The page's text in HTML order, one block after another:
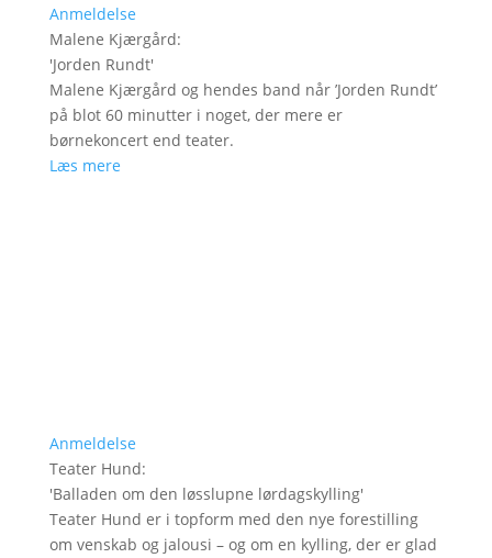
Anmeldelse
Malene Kjærgård:
'Jorden Rundt'
Malene Kjærgård og hendes band når ’Jorden Rundt’
på blot 60 minutter i noget, der mere er
børnekoncert end teater.
Læs mere
Anmeldelse
Teater Hund:
'Balladen om den løsslupne lørdagskylling'
Teater Hund er i topform med den nye forestilling
om venskab og jalousi – og om en kylling, der er glad